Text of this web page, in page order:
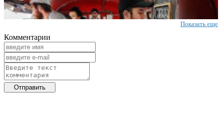
Показать еще
Комментарии